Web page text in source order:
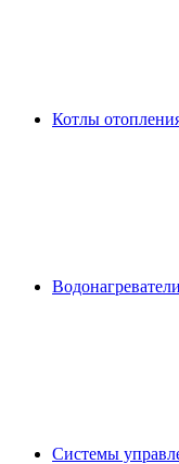
Котлы
Системы